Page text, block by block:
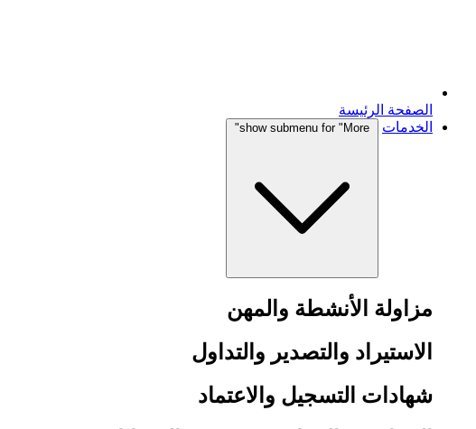
الصفحة الرئيسة
الخدمات
show submenu for "More"
مزاولة الأنشطة والمهن
الاستيراد والتصدير والتداول
شهادات التسجيل والاعتماد